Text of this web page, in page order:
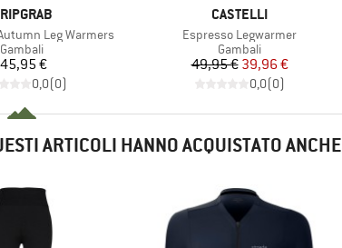
Leg Warmers
Gruppo di prodotti
Gambali
Prezzo
45,95 €
0,0(0)
MARCHIO
CASTELLI
Articolo
Espresso Legwarmer
Gruppo di prodotti
Gambali
Prezzo
49,95 €Prezzo ridotto
39,96 €
0,0(0)
ARTICOLI HANNO ACQUISTATO ANCHE